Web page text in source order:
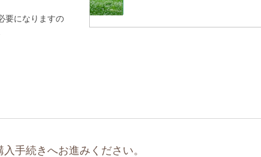
要になりますの
手続きへお進みください。